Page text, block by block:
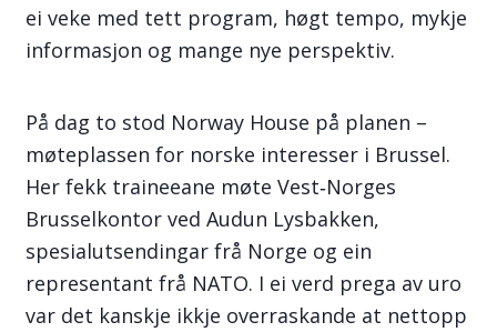
ei veke med tett program, høgt tempo, mykje
informasjon og mange nye perspektiv.
På dag to stod Norway House på planen –
møteplassen for norske interesser i Brussel.
Her fekk traineeane møte Vest‑Norges
Brusselkontor ved Audun Lysbakken,
spesialutsendingar frå Norge og ein
representant frå NATO. I ei verd prega av uro
var det kanskje ikkje overraskande at nettopp